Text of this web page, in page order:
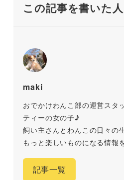
この記事を書いた人
maki
おでかけわんこ部の運営スタ
ティーの女の子♪
飼い主さんとわんこの日々の
もっと楽しいものになる情報
記事一覧